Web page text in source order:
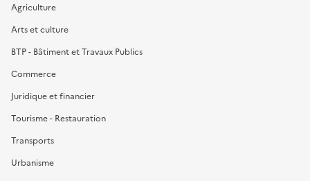
Agriculture
Arts et culture
BTP - Bâtiment et Travaux Publics
Commerce
Juridique et financier
Tourisme - Restauration
Transports
Urbanisme